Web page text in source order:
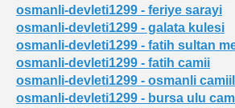
osmanli-devleti1299 - feriye sarayi
osmanli-devleti1299 - galata kulesi
osmanli-devleti1299 - fatih sultan
osmanli-devleti1299 - fatih camii
osmanli-devleti1299 - osmanli
osmanli-devleti1299 - bursa ulu